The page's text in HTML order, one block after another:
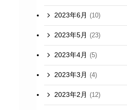
2023年6月 (10)
2023年5月 (23)
2023年4月 (5)
2023年3月 (4)
2023年2月 (12)